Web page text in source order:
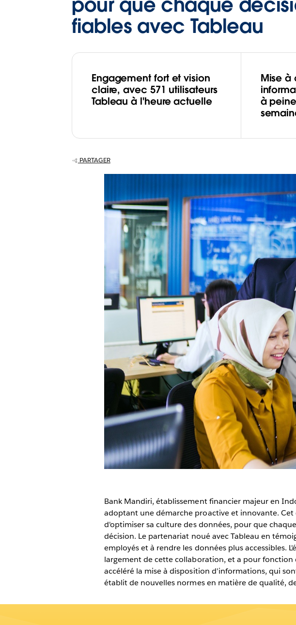
fiables avec Tableau
Engagement fort et vision
claire, avec 571 utilisateurs
Tableau à l'heure actuelle
Mise à
à
PARTAGER
Bank Mandiri, établissement financier majeur en
adoptant une démarche proactive et innovante.
d'optimiser sa culture des données, pour que
décision. Le partenariat noué avec Tableau en
employés et à rendre les données plus accessibles.
largement de cette collaboration, et a pour fonction
accéléré la mise à disposition d'informations, qui
établit de nouvelles normes en matière de qualité,